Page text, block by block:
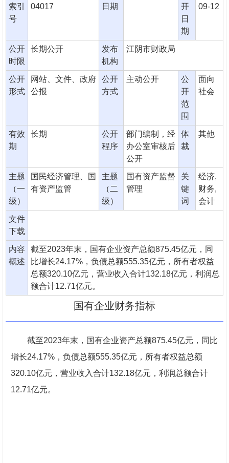
索引
号
04017
日期
开
日
期
09-12
公开
时限
长期公开
发布
机构
江阴市财政局
公开
形式
网站、文件、政府
公报
公开
方式
主动公开
公
开
范
围
面向
社会
有效
期
长期
公开
程序
部门编制，经
办公室审核后
公开
体
裁
其他
主题
（一
级）
国民经济管理、国
有资产监管
主题
（二
级）
国有资产监督
管理
关
键
词
经济,
财务,
会计
文件
下载
内容
概述
截至2023年末，国有企业资产总额875.45亿元，同
比增长24.17%，负债总额555.35亿元，所有者权益
总额320.10亿元，营业收入合计132.18亿元，利润总
额合计12.71亿元。
国有企业财务指标
截至2023年末，国有企业资产总额875.45亿元，同比
增长24.17%，负债总额555.35亿元，所有者权益总额
320.10亿元，营业收入合计132.18亿元，利润总额合计
12.71亿元。